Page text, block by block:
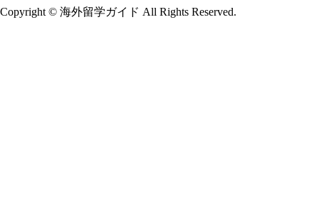
Copyright © 海外留学ガイド All Rights Reserved.